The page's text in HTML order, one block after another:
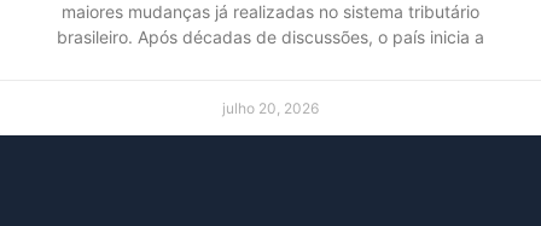
maiores mudanças já realizadas no sistema tributário
brasileiro. Após décadas de discussões, o país inicia a
julho 20, 2026